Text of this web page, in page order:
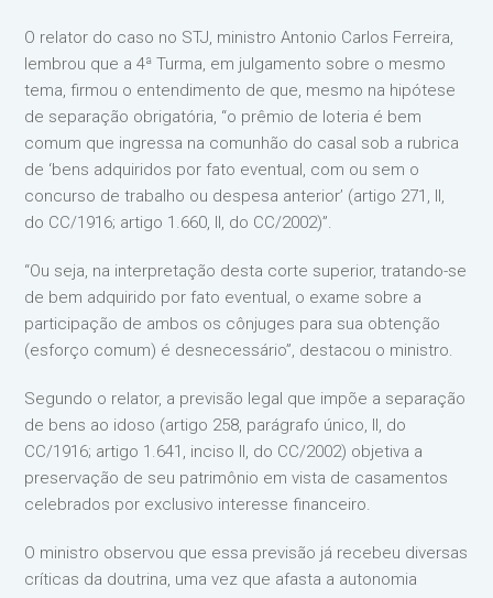
O relator do caso no STJ, ministro Antonio Carlos Ferreira,
lembrou que a 4ª Turma, em julgamento sobre o mesmo
tema, firmou o entendimento de que, mesmo na hipótese
de separação obrigatória, “o prêmio de loteria é bem
comum que ingressa na comunhão do casal sob a rubrica
de ‘bens adquiridos por fato eventual, com ou sem o
concurso de trabalho ou despesa anterior’ (artigo 271, II,
do CC/1916; artigo 1.660, II, do CC/2002)”.
“Ou seja, na interpretação desta corte superior, tratando-se
de bem adquirido por fato eventual, o exame sobre a
participação de ambos os cônjuges para sua obtenção
(esforço comum) é desnecessário”, destacou o ministro.
Segundo o relator, a previsão legal que impõe a separação
de bens ao idoso (artigo 258, parágrafo único, II, do
CC/1916; artigo 1.641, inciso II, do CC/2002) objetiva a
preservação de seu patrimônio em vista de casamentos
celebrados por exclusivo interesse financeiro.
O ministro observou que essa previsão já recebeu diversas
críticas da doutrina, uma vez que afasta a autonomia